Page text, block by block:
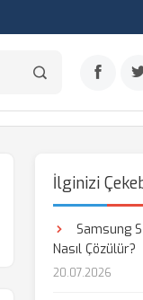
İlginizi
Samsung
Nasıl Çözülür?
20.07.2026